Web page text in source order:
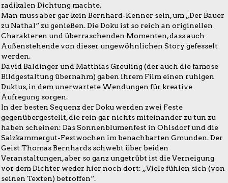
radikalen Dichtung machte.
Man muss aber gar kein Bernhard-Kenner sein, um „Der Bauer
zu Nathal“ zu genießen. Die Doku ist so reich an originellen
Charakteren und überraschenden Momenten, dass auch
Außenstehende von dieser ungewöhnlichen Story gefesselt
werden.
David Baldinger und Matthias Greuling (der auch die famose
Bildgestaltung übernahm) gaben ihrem Film einen ruhigen
Duktus, in dem unerwartete Wendungen für kreative
Aufregung sorgen.
In der besten Sequenz der Doku werden zwei Feste
gegenübergestellt, die rein gar nichts miteinander zu tun zu
haben scheinen: Das Sonnenblumenfest in Ohlsdorf und die
Salzkammergut-Festwochen im benachbarten Gmunden. Der
Geist Thomas Bernhards schwebt über beiden
Veranstaltungen, aber so ganz ungetrübt ist die Verneigung
vor dem Dichter weder hier noch dort: „Viele fühlen sich (von
seinen Texten) betroffen“.